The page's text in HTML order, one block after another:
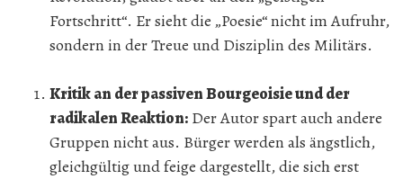
Fortschritt“. Er sieht die „Poesie“ nicht im Aufruhr,
sondern in der Treue und Disziplin des Militärs.
Kritik an der passiven Bourgeoisie und der
radikalen Reaktion: Der Autor spart auch andere
Gruppen nicht aus. Bürger werden als ängstlich,
gleichgültig und feige dargestellt, die sich erst